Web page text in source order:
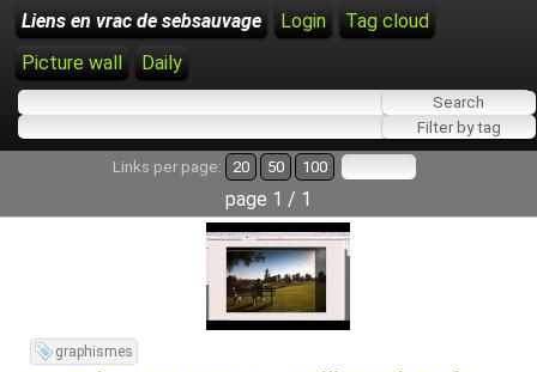
Liens en vrac de sebsauvage Login
Tag cloud
Picture wall
Daily
Links per page: 20 50 100
page 1 / 1
graphismes